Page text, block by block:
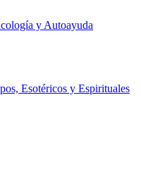
y Autoayuda
Esotéricos y Espirituales